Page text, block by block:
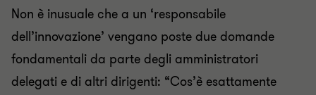
Non è inusuale che a un ‘responsabile
dell’innovazione’ vengano poste due domande
fondamentali da parte degli amministratori
delegati e di altri dirigenti: “Cos’è esattamente